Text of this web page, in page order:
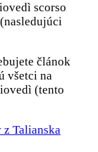
scorso
článok
všetci na
(tento
z Talianska